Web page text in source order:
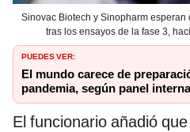
Sinovac Biotech y Sinopharm
tras los ensayos de la fase 3,
PUEDES VER:
El mundo carece de
pandemia, según panel
El funcionario añadió